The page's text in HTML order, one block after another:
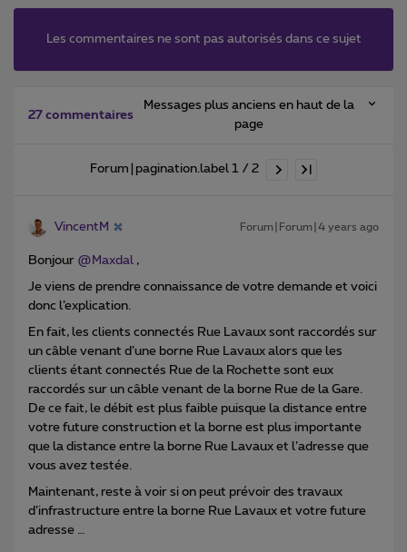
Les commentaires ne sont pas autorisés dans ce sujet
27 commentaires
Messages plus anciens en haut de la
page
Forum|pagination.label 1 / 2
VincentM Forum|Forum|4 years ago
Bonjour @Maxdal ,
Je viens de prendre connaissance de votre demande et voici
donc l’explication.
En fait, les clients connectés Rue Lavaux sont raccordés sur
un câble venant d’une borne Rue Lavaux alors que les
clients étant connectés Rue de la Rochette sont eux
raccordés sur un câble venant de la borne Rue de la Gare.
De ce fait, le débit est plus faible puisque la distance entre
votre future construction et la borne est plus importante
que la distance entre la borne Rue Lavaux et l’adresse que
vous avez testée.
Maintenant, reste à voir si on peut prévoir des travaux
d’infrastructure entre la borne Rue Lavaux et votre future
adresse …